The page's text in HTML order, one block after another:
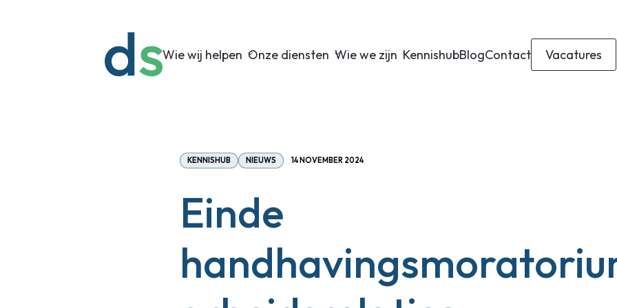
Wie wij helpen Onze diensten Wie we zijn KennishubBlogContact Vacatures
KENNISHUB NIEUWS 14 NOVEMBER 2024
Einde